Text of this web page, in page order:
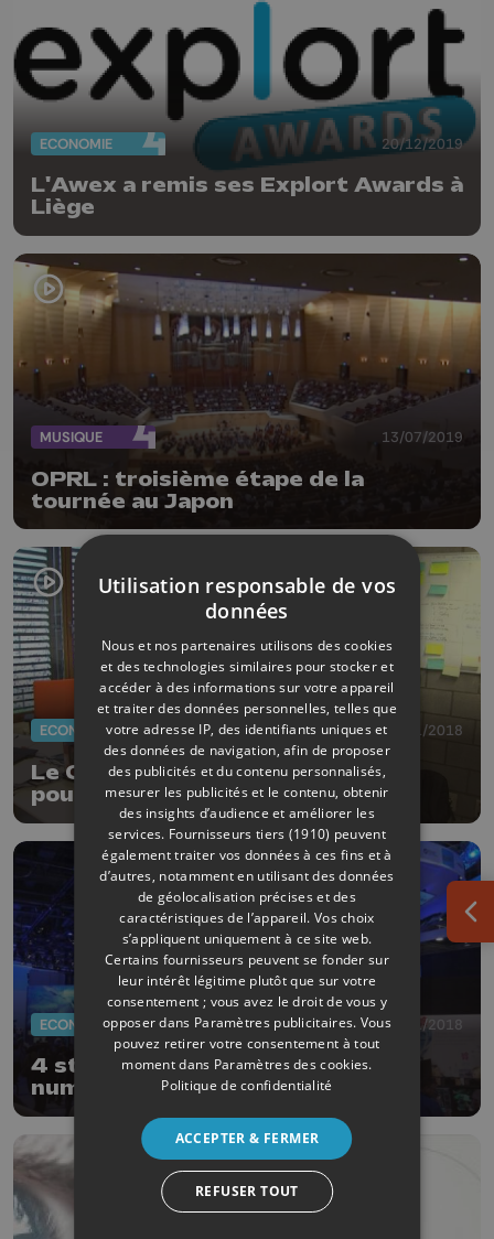
ECONOMIE 20/12/2019
L'Awex a remis ses Explort Awards à
Liège
MUSIQUE 13/07/2019
OPRL : troisième étape de la
tournée au Japon
ECONOMIE 15/01/2018
Le CES de Las Vegas, une vitrine
pour des start-up liégeoises
ECONOMIE 04/01/2018
4 start-ups liégeoises à la messe
numérique de Las Vegas
Utilisation responsable de vos
données
Nous et nos partenaires utilisons des cookies
et des technologies similaires pour stocker et
accéder à des informations sur votre appareil
et traiter des données personnelles, telles que
votre adresse IP, des identifiants uniques et
des données de navigation, afin de proposer
des publicités et du contenu personnalisés,
mesurer les publicités et le contenu, obtenir
des insights d’audience et améliorer les
services. Fournisseurs tiers (1910) peuvent
également traiter vos données à ces fins et à
d’autres, notamment en utilisant des données
de géolocalisation précises et des
caractéristiques de l’appareil. Vos choix
s’appliquent uniquement à ce site web.
Certains fournisseurs peuvent se fonder sur
leur intérêt légitime plutôt que sur votre
consentement ; vous avez le droit de vous y
opposer dans Paramètres publicitaires. Vous
pouvez retirer votre consentement à tout
moment dans Paramètres des cookies.
Politique de confidentialité
ACCEPTER & FERMER
REFUSER TOUT